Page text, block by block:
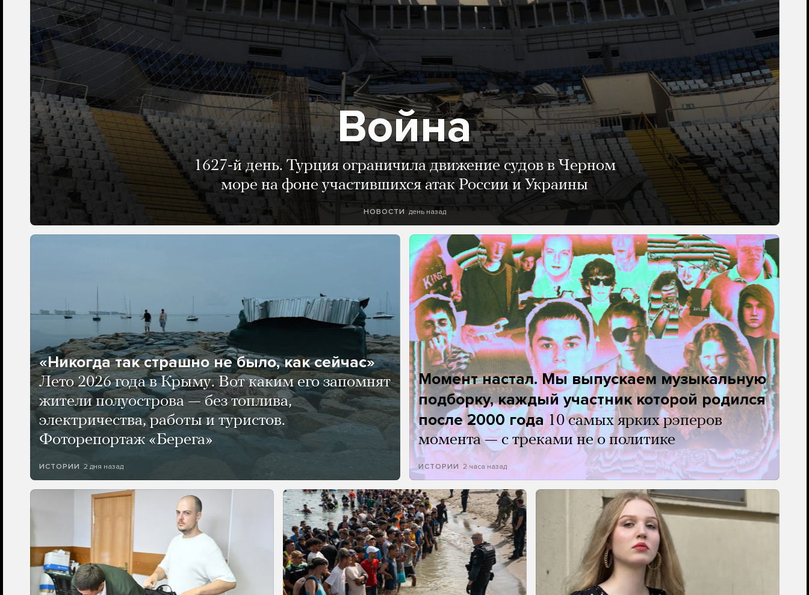
Война
1627-й день. Турция ограничила движение судов в Черном
море на фоне участившихся атак России и Украины
НОВОСТИ день назад
«Никогда так страшно не было, как сейчас»
Лето 2026 года в Крыму. Вот каким его запомнят
жители полуострова — без топлива,
электричества, работы и туристов.
Фоторепортаж «Берега»
ИСТОРИИ 2 дня назад
Момент настал. Мы выпускаем музыкальную
подборку, каждый участник которой родился
после 2000 года 10 самых ярких рэперов
момента — с треками не о политике
ИСТОРИИ 2 часа назад